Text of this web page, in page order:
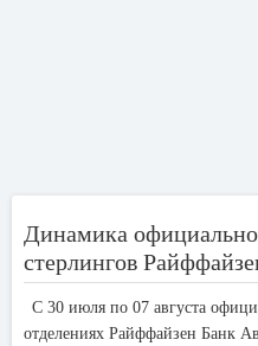
Динамика
стерлингов
С 30 июля по 07 августа
отделениях Райффайзен Банк